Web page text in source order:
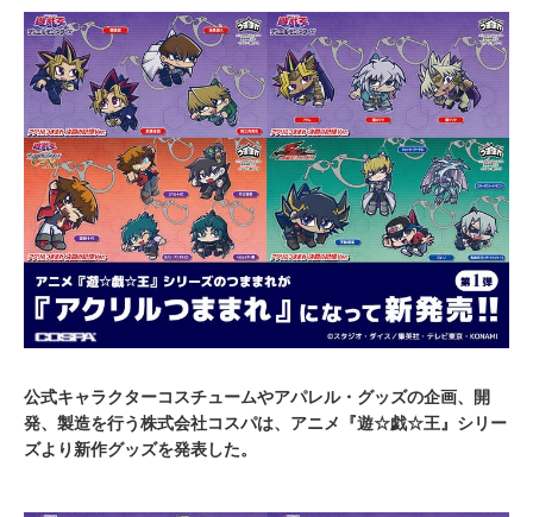
6
,
2
0
2
4
公式キャラクターコスチュームやアパレル・グッズの企画、開
発、製造を行う株式会社コスパは、アニメ『遊☆戯☆王』シリー
ズより新作グッズを発表した。